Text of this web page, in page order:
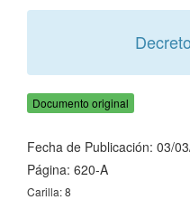
Decreto
Documento original
Fecha de Publicación: 03/
Página: 620-A
Carilla: 8